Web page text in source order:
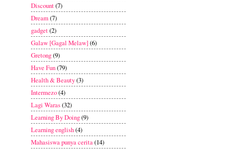
Discount(7)
Dream (7)
gadget(2)
Galaw [Gagal Melaw](6)
Gretong(9)
Have Fun(79)
Health & Beauty(3)
Intermezo(4)
Lagi Waras(32)
Learning By Doing(9)
Learning english(4)
Mahasiswa punya cerita (14)